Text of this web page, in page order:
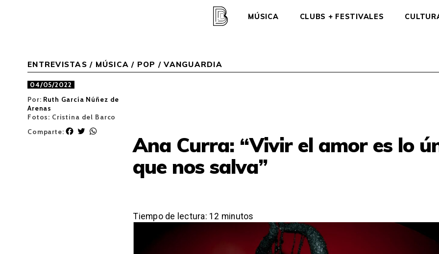
MÚSICA CLUBS + FESTIVALES
ENTREVISTAS / MÚSICA / POP / VANGUARDIA
04/05/2022
Por: Ruth García Núñez de
Arenas
Fotos: Cristina del Barco
Comparte:
F
T
Ana Curra: “Vivir el amor es lo
que nos salva”
Tiempo de lectura: 12 minutos